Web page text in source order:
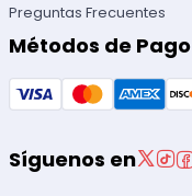
Preguntas Frecuentes
Métodos de Pago
Síguenos en